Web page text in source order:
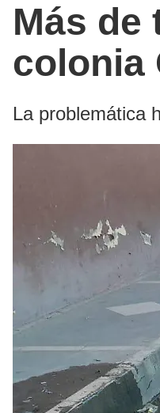
Más de
colonia
La problemática